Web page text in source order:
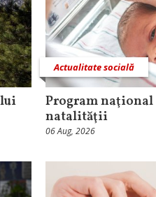
Actualitate socială
Program naţional
natalităţii
06 Aug, 2026